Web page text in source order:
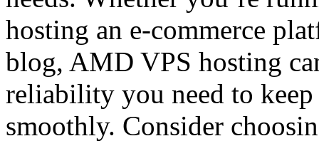
hosting an e-commerce
blog, AMD VPS hosting
reliability you need to
smoothly. Consider